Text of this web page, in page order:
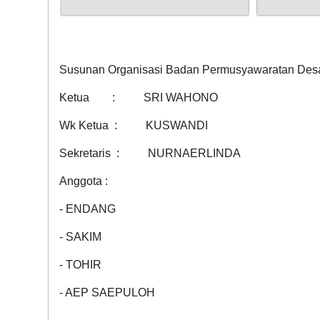
Susunan Organisasi Badan Permusyawaratan
Ketua : SRI WAHONO
Wk Ketua : KUSWANDI
Sekretaris : NURNAERLINDA
Anggota :
- ENDANG
- SAKIM
- TOHIR
- AEP SAEPULOH